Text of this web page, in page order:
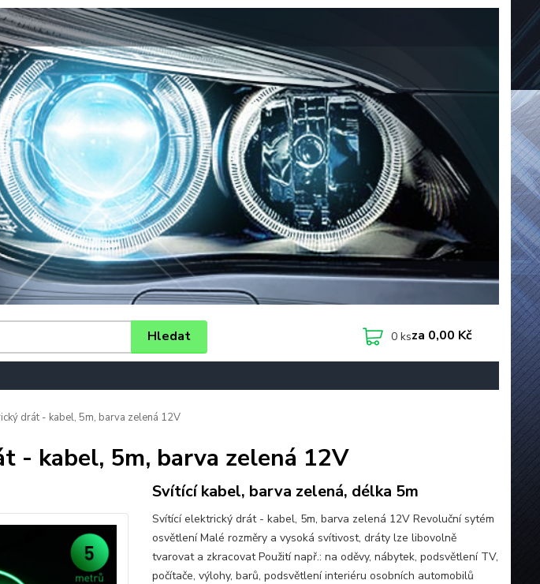
Hledat 0ksza 0,00 Kč
drát - kabel, 5m, barva zelená 12V
- kabel, 5m, barva zelená 12V
Svítící kabel, barva zelená, délka 5m
Svítící elektrický drát - kabel, 5m, barva zelená 12V Revoluční sytém
osvětlení Malé rozměry a vysoká svítivost, dráty lze libovolně
tvarovat a zkracovat Použití např.: na oděvy, nábytek, podsvětlení TV,
počítače, výlohy, barů, podsvětlení interiéru osobních automobilů